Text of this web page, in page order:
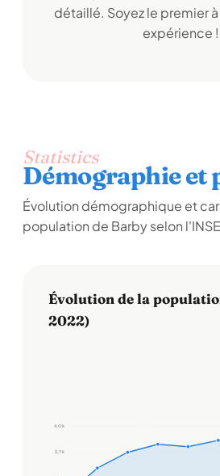
détaillé. Soyez le premier
expérience !
Statistics
Démographie et
Évolution démographique et
population de Barby selon
Évolution de la
2022)
2,7 k
4,0 k